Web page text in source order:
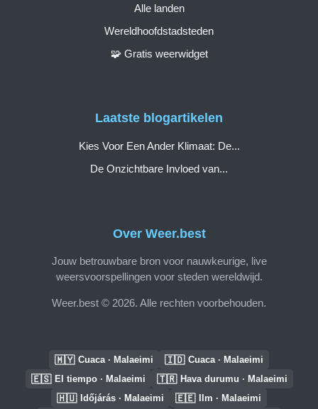
Over Weer.best
Jouw betrouwbare bron voor nauwkeurige, live
weersvoorspellingen voor steden wereldwijd.
Weer.best © 2026. Alle rechten voorbehouden.
Alle landen
Wereldhoofdstadsteden
🧩 Gratis weerwidget
Laatste blogartikelen
Kies Voor Een Ander Klimaat: De...
De Onzichtbare Invloed van...
🇲🇾 Cuaca · Malaeimi 🇮🇩 Cuaca · Malaeimi
🇪🇸 El tiempo · Malaeimi 🇹🇷 Hava durumu · Malaeimi
🇭🇺 Időjárás · Malaeimi 🇪🇪 Ilm · Malaeimi